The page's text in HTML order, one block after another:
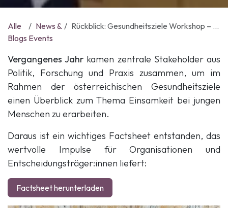
Alle
Blogs
News &
Events
Rückblick: Gesundheitsziele Workshop – Einsamkeit bei älteren Personen
Vergangenes Jahr kamen zentrale Stakeholder aus
Politik, Forschung und Praxis zusammen, um im
Rahmen der österreichischen Gesundheitsziele
einen Überblick zum Thema Einsamkeit bei jungen
Menschen zu erarbeiten.
Daraus ist ein wichtiges Factsheet entstanden, das
wertvolle Impulse für Organisationen und
Entscheidungsträger:innen liefert:
Factsheet herunterladen